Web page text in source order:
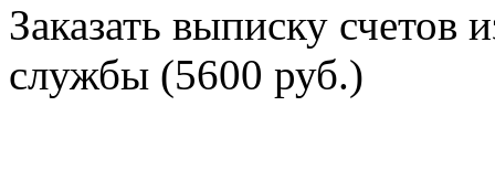
Заказать выписку счетов
службы (5600 руб.)